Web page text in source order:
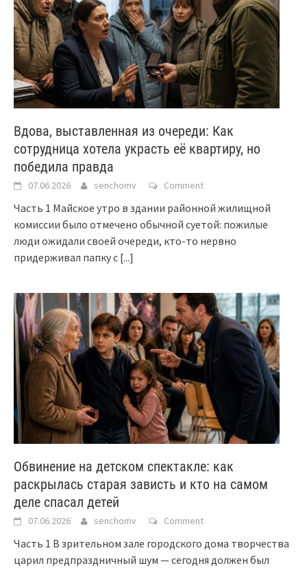
Вдова, выставленная из очереди: Как
сотрудница хотела украсть её квартиру, но
победила правда
07.06.2026 senchomv Comment
Часть 1 Майское утро в здании районной жилищной
комиссии было отмечено обычной суетой: пожилые
люди ожидали своей очереди, кто-то нервно
придерживал папку с [...]
Обвинение на детском спектакле: как
раскрылась старая зависть и кто на самом
деле спасал детей
07.06.2026 senchomv Comment
Часть 1 В зрительном зале городского дома творчества
царил предпраздничный шум — сегодня должен был